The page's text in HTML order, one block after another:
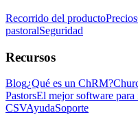
Recorrido del productoPrecios
pastoralSeguridad
Recursos
Blog¿Qué es un ChRM?
PastorsEl mejor software para
CSVAyudaSoporte